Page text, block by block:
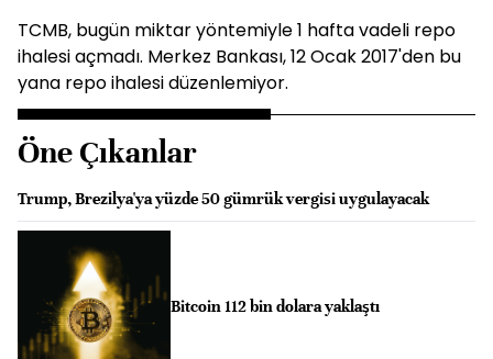
TCMB, bugün miktar yöntemiyle 1 hafta vadeli repo
ihalesi açmadı. Merkez Bankası, 12 Ocak 2017'den bu
yana repo ihalesi düzenlemiyor.
Öne Çıkanlar
Trump, Brezilya'ya yüzde 50 gümrük vergisi uygulayacak
Bitcoin 112 bin dolara yaklaştı